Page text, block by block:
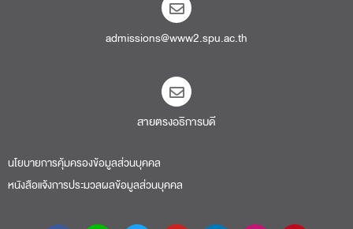
admissions@www2.spu.ac.th
สายตรงอธิการบดี​
นโยบายการคุ้มครองข้อมูลส่วนบุคคล
หนังสือแจ้งการประมวลผลข้อมูลส่วนบุคคล